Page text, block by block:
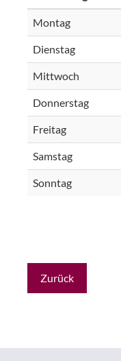
Montag
Dienstag
Mittwoch
Donnerstag
Freitag
Samstag
Sonntag
Zurück